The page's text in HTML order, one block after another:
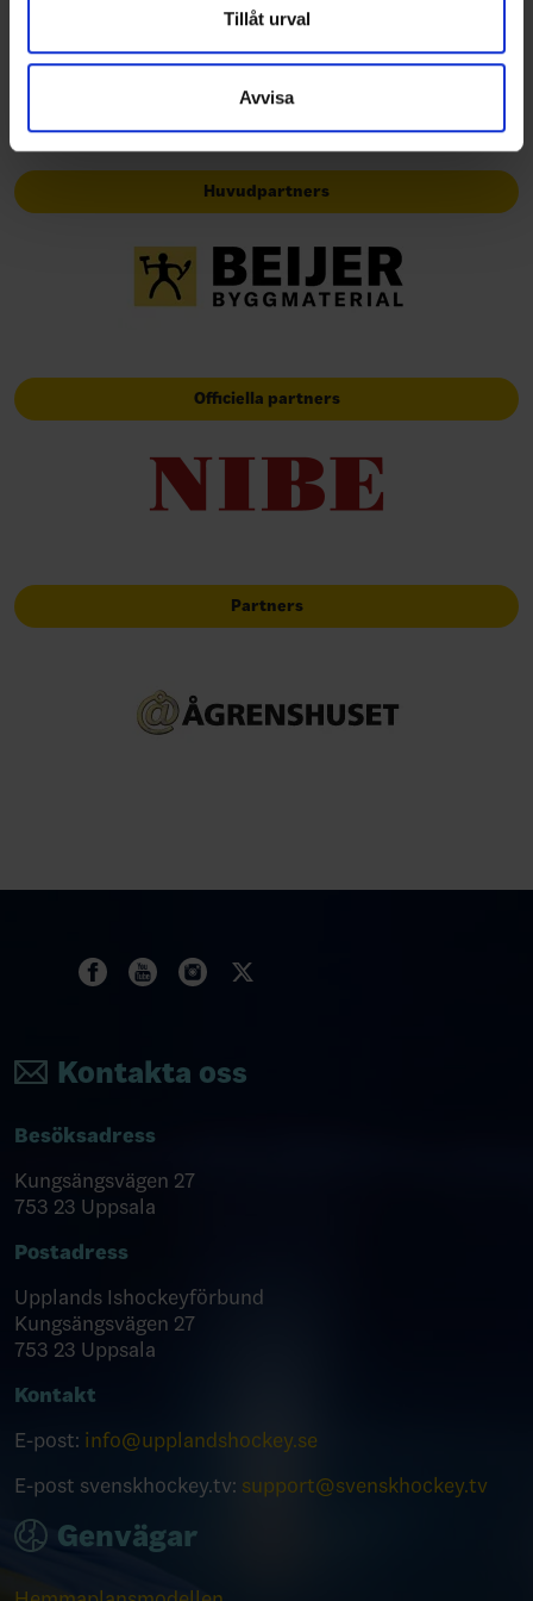
Dessa kan i sin tur kombinera informationen med annan
information som du har tillhandahållit eller som de har
samlat in när du har använt deras tjänster.
Tillåt urval
Avvisa
Huvudpartners
Officiella partners
Partners
Kontakta oss
Besöksadress
Kungsängsvägen 27
753 23 Uppsala
Postadress
Upplands Ishockeyförbund
Kungsängsvägen 27
753 23 Uppsala
Kontakt
E-post: info@upplandshockey.se
E-post svenskhockey.tv: support@svenskhockey.tv
Genvägar